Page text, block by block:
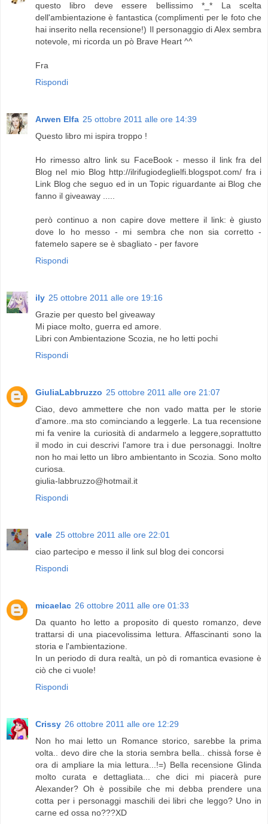
questo libro deve essere bellissimo *_* La scelta
dell'ambientazione è fantastica (complimenti per le foto che
hai inserito nella recensione!) Il personaggio di Alex sembra
notevole, mi ricorda un pò Brave Heart ^^
Fra
Rispondi
Arwen Elfa 25 ottobre 2011 alle ore 14:39
Questo libro mi ispira troppo !
Ho rimesso altro link su FaceBook - messo il link fra del
Blog nel mio Blog http://ilrifugiodeglielfi.blogspot.com/ fra i
Link Blog che seguo ed in un Topic riguardante ai Blog che
fanno il giveaway .....
però continuo a non capire dove mettere il link: è giusto
dove lo ho messo - mi sembra che non sia corretto -
fatemelo sapere se è sbagliato - per favore
Rispondi
ily 25 ottobre 2011 alle ore 19:16
Grazie per questo bel giveaway
Mi piace molto, guerra ed amore.
Libri con Ambientazione Scozia, ne ho letti pochi
Rispondi
GiuliaLabbruzzo 25 ottobre 2011 alle ore 21:07
Ciao, devo ammettere che non vado matta per le storie
d'amore..ma sto cominciando a leggerle. La tua recensione
mi fa venire la curiosità di andarmelo a leggere,soprattutto
il modo in cui descrivi l'amore tra i due personaggi. Inoltre
non ho mai letto un libro ambientanto in Scozia. Sono molto
curiosa.
giulia-labbruzzo@hotmail.it
Rispondi
vale 25 ottobre 2011 alle ore 22:01
ciao partecipo e messo il link sul blog dei concorsi
Rispondi
micaelac 26 ottobre 2011 alle ore 01:33
Da quanto ho letto a proposito di questo romanzo, deve
trattarsi di una piacevolissima lettura. Affascinanti sono la
storia e l'ambientazione.
In un periodo di dura realtà, un pò di romantica evasione è
ciò che ci vuole!
Rispondi
Crissy 26 ottobre 2011 alle ore 12:29
Non ho mai letto un Romance storico, sarebbe la prima
volta.. devo dire che la storia sembra bella.. chissà forse è
ora di ampliare la mia lettura...!=) Bella recensione Glinda
molto curata e dettagliata... che dici mi piacerà pure
Alexander? Oh è possibile che mi debba prendere una
cotta per i personaggi maschili dei libri che leggo? Uno in
carne ed ossa no???XD